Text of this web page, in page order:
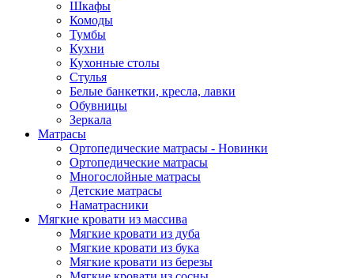
Шкафы
Комоды
Тумбы
Кухни
Кухонные столы
Стулья
Белые банкетки, кресла, лавки
Обувницы
Зеркала
Матрасы
Ортопедические матрасы - Новинки
Ортопедические матрасы
Многослойные матрасы
Детские матрасы
Наматрасники
Мягкие кровати из массива
Мягкие кровати из дуба
Мягкие кровати из бука
Мягкие кровати из березы